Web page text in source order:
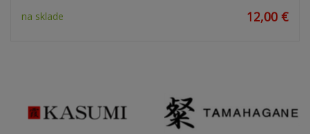
na sklade 12,00 €